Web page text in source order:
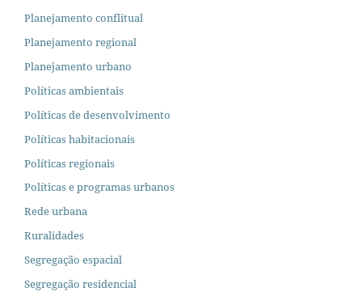
Planejamento conflitual
Planejamento regional
Planejamento urbano
Políticas ambientais
Políticas de desenvolvimento
Políticas habitacionais
Políticas regionais
Políticas e programas urbanos
Rede urbana
Ruralidades
Segregação espacial
Segregação residencial